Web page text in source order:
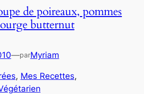
de poireaux, pommes
butternut
—parMyriam
, Mes Recettes